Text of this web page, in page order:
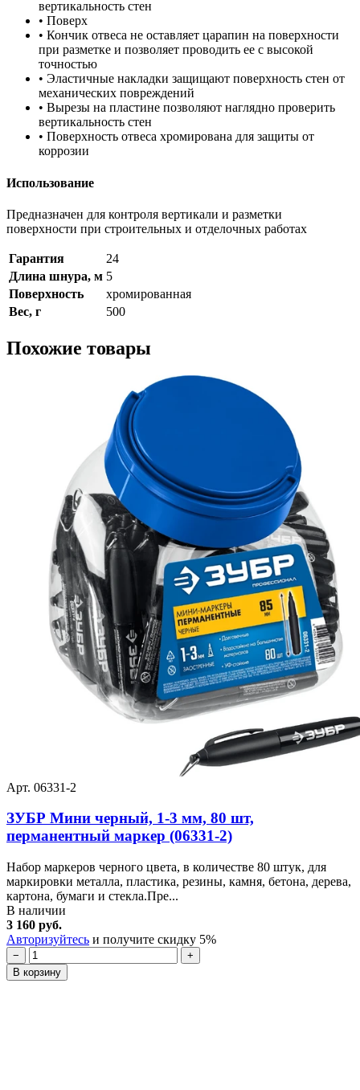
вертикальность стен
• Поверх
• Кончик отвеса не оставляет царапин на поверхности
при разметке и позволяет проводить ее с высокой
точностью
• Эластичные накладки защищают поверхность стен от
механических повреждений
• Вырезы на пластине позволяют наглядно проверить
вертикальность стен
• Поверхность отвеса хромирована для защиты от
коррозии
Использование
Предназначен для контроля вертикали и разметки
поверхности при строительных и отделочных работах
Гарантия
24
Длина шнура, м 5
Поверхность
хромированная
Вес, г
500
Похожие товары
Арт. 06331-2
ЗУБР Мини черный, 1-3 мм, 80 шт,
перманентный маркер (06331-2)
Набор маркеров черного цвета, в количестве 80 штук, для
маркировки металла, пластика, резины, камня, бетона, дерева,
картона, бумаги и стекла.Пре...
В наличии
3 160 руб.
Авторизуйтесь и получите скидку 5%
−
+
В корзину